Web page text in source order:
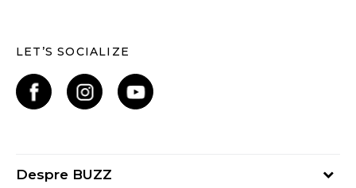
LET’S SOCIALIZE
Despre BUZZ